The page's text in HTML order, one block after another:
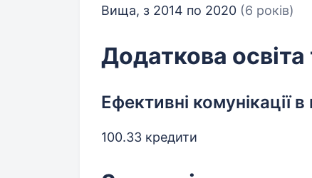
Вища, з 2014 по 2020 (6 років)
Додаткова освіта
Ефективні комунікації
100.33 кредити